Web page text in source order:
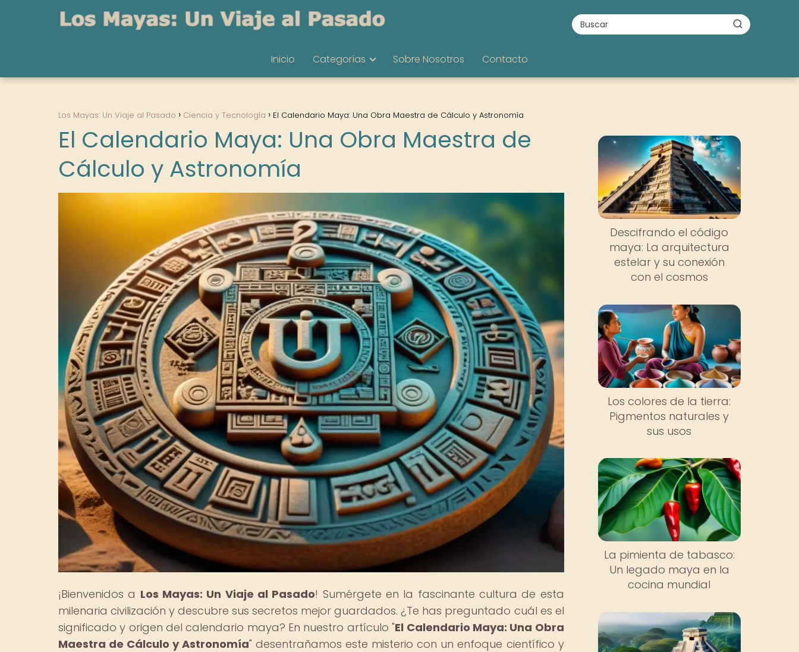
Inicio Categorías Sobre Nosotros Contacto
Los Mayas: Un Viaje al Pasado Ciencia y Tecnología El Calendario Maya: Una Obra Maestra de Cálculo y Astronomía
El Calendario Maya: Una Obra Maestra de
Cálculo y Astronomía
¡Bienvenidos a Los Mayas: Un Viaje al Pasado! Sumérgete en la fascinante cultura de esta
milenaria civilización y descubre sus secretos mejor guardados. ¿Te has preguntado cuál es el
significado y origen del calendario maya? En nuestro artículo "El Calendario Maya: Una Obra
Maestra de Cálculo y Astronomía" desentrañamos este misterio con un enfoque científico y
Descifrando el código
maya: La arquitectura
estelar y su conexión
con el cosmos
Los colores de la tierra:
Pigmentos naturales y
sus usos
La pimienta de tabasco:
Un legado maya en la
cocina mundial